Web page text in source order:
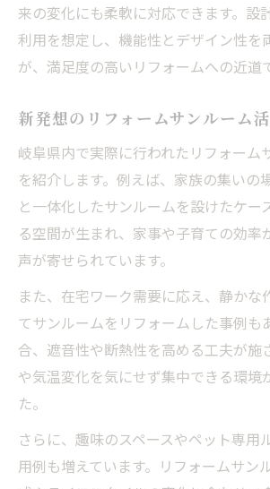
来の変化にも柔軟に対応できます。設
利用を想定し、機能性とデザイン性を
が、満足度の高いリフォームへの近道
新発想のリフォームサンルーム
岐阜県内で実際に行われたリフォーム
を紹介します。例えば、家族の集いの
と一体化したサンルームを設けたケー
る空間が生まれ、家事や子育ての効率
声が寄せられています。
また、在宅ワーク需要に応え、静かな
てサンルームをリフォームした事例も
合、遮音性や断熱性を高める工夫が施
や気温変化を気にせず集中できる環境
た。
さらに、趣味のスペースやペット専用
用例も増えています。リフォームサン